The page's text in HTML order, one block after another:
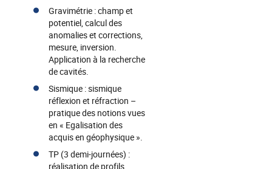
Gravimétrie : champ et
potentiel, calcul des
anomalies et corrections,
mesure, inversion.
Application à la recherche
de cavités.
Sismique : sismique
réflexion et réfraction –
pratique des notions vues
en « Egalisation des
acquis en géophysique ».
TP (3 demi-journées) :
réalisation de profils